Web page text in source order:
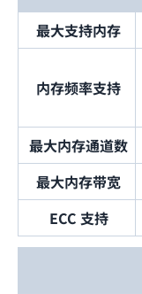
最大支持内存
内存频率支持
最大内存通道数
最大内存带宽
ECC 支持